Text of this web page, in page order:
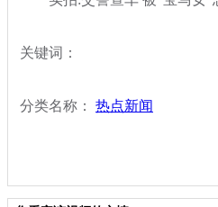
关键词：
分类名称： 热点新闻